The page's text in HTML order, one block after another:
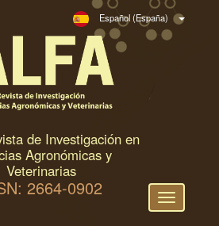
Español (España)
de Investigación en
Agronómicas y
Veterinarias
2664-0902
Toggle